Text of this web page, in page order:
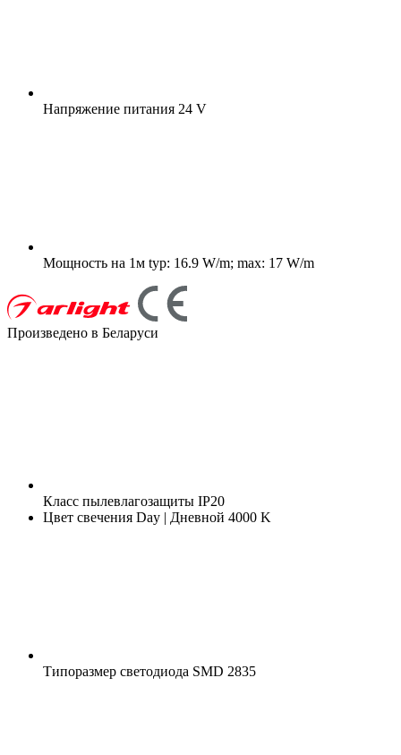
Напряжение питания 24 V
Мощность на 1м typ: 16.9 W/m; max: 17 W/m
Произведено в Беларуси
Класс пылевлагозащиты IP20
Цвет свечения Day | Дневной 4000 K
Типоразмер светодиода SMD 2835